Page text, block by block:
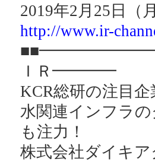
2019年2月25日
http://www.ir-
ＩＲ━━━━
KCR総研の注目企
水関連インフラ
も注力！
株式会社ダイキ